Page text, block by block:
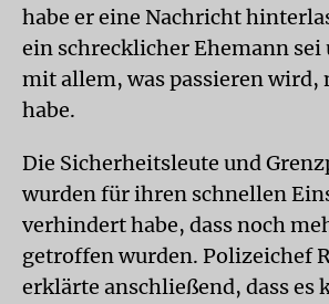
habe er eine Nachricht
ein schrecklicher Ehemann sei
mit allem, was passieren wird,
habe.
Die Sicherheitsleute und
wurden für ihren schnellen
verhindert habe, dass noch
getroffen wurden. Polizeichef
erklärte anschließend, dass es